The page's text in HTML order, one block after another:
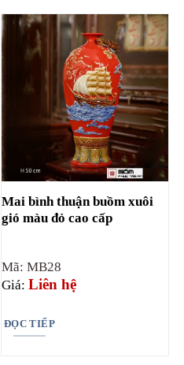
Mai bình thuận buồm xuôi
gió màu đỏ cao cấp
Mã: MB28
Giá: Liên hệ
ĐỌC TIẾP